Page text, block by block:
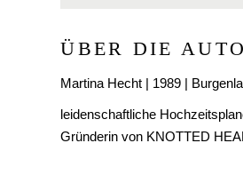
ÜBER DIE
Martina Hecht | 1989 |
leidenschaftliche
Gründerin von KNOTTED